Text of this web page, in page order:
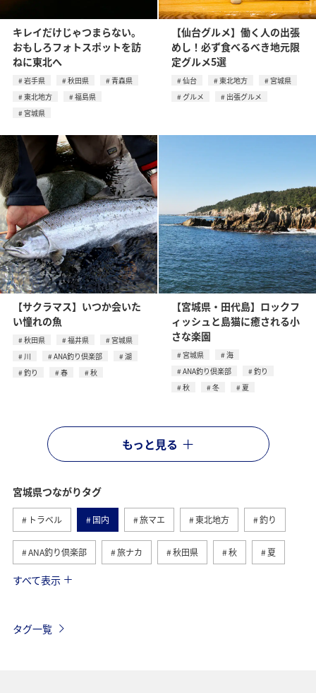
キレイだけじゃつまらない。
おもしろフォトスポットを訪
ねに東北へ
岩手県 秋田県
青森県
東北地方
福島県
宮城県
【仙台グルメ】働く人の出張
めし！必ず食べるべき地元限
定グルメ5選
仙台 東北地方
宮城県
グルメ
出張グルメ
【サクラマス】いつか会いた
い憧れの魚
秋田県 福井県
宮城県
川
ANA釣り倶楽部
湖
釣り
春 秋
【宮城県・田代島】ロックフ
ィッシュと島猫に癒される小
さな楽園
宮城県
海
ANA釣り倶楽部
釣り
秋
冬 夏
もっと見る
宮城県つながりタグ
トラベル 国内 旅マエ 東北地方 釣り
ANA釣り倶楽部 旅ナカ 秋田県 秋 夏
仙台
すべて表示
タグ一覧